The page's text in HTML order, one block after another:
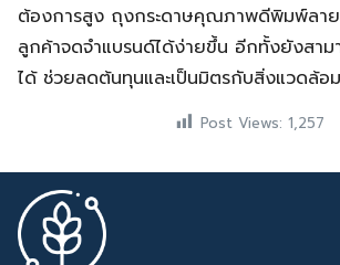
ต้องการสูง ถุงกระดาษคุณภาพดีพิมพ์ลาย
ลูกค้าจดจำแบรนด์ได้ง่ายขึ้น อีกทั้งยังสาม
ได้ ช่วยลดต้นทุนและเป็นมิตรกับสิ่งแวดล้อม
Post Views: 1,257